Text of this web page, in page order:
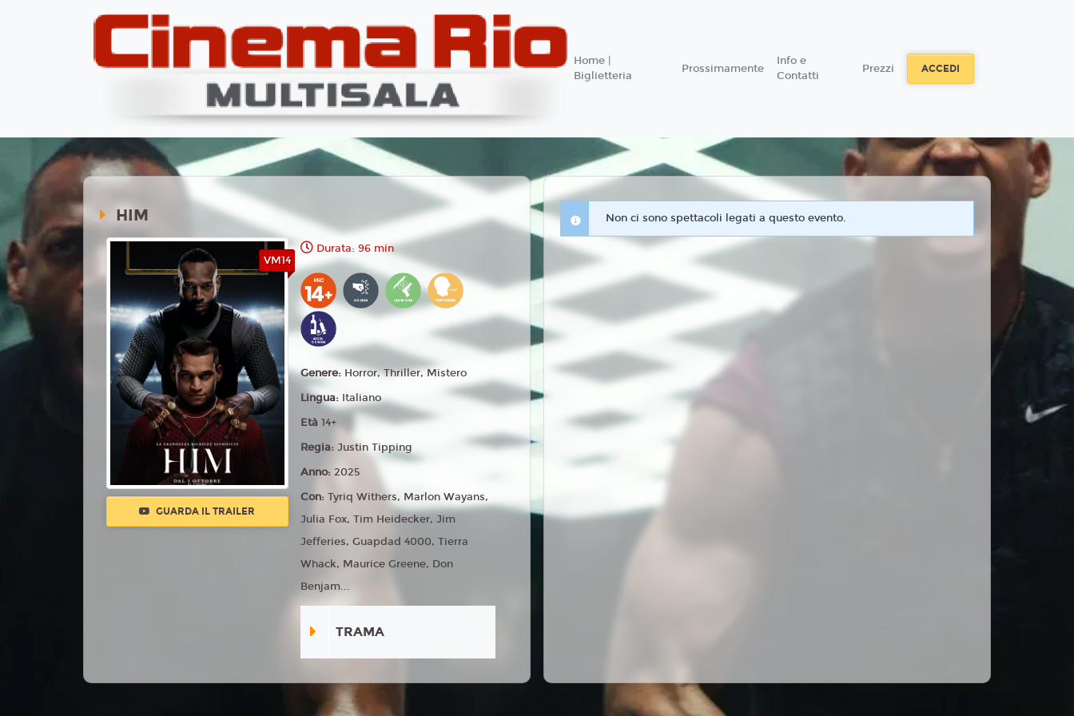
Home |
Biglietteria
Prossimamente
Info e
Contatti
Prezzi ACCEDI
HIM
VM14
GUARDA IL TRAILER
Durata: 96 min
Genere: Horror, Thriller, Mistero
Lingua: Italiano
Età14+
Regia:Justin Tipping
Anno:2025
Con:Tyriq Withers, Marlon Wayans,
Julia Fox, Tim Heidecker, Jim
Jefferies, Guapdad 4000, Tierra
Whack, Maurice Greene, Don
Benjam...
TRAMA
Non ci sono spettacoli legati a questo evento.